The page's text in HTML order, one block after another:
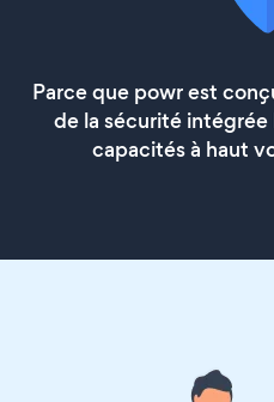
Parce que powr est
de la sécurité intégrée
capacités à haut